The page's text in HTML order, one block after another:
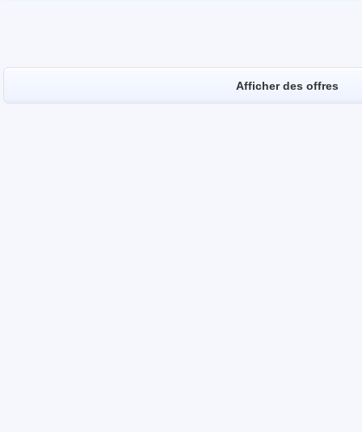
Afficher des offres